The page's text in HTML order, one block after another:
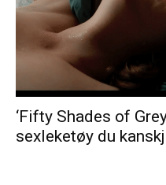
‘Fifty Shades of
sexleketøy du